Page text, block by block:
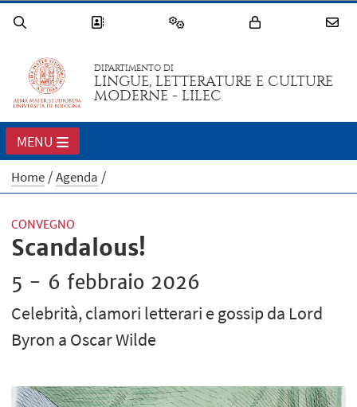
DIPARTIMENTO DI
LINGUE, LETTERATURE E CULTURE
MODERNE - LILEC
MENU
Home Agenda
CONVEGNO
Scandalous!
5 - 6 febbraio 2026
Celebrità, clamori letterari e gossip da Lord
Byron a Oscar Wilde